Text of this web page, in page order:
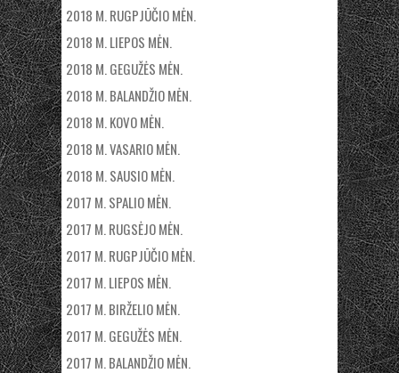
2018 M. RUGPJŪČIO MĖN.
2018 M. LIEPOS MĖN.
2018 M. GEGUŽĖS MĖN.
2018 M. BALANDŽIO MĖN.
2018 M. KOVO MĖN.
2018 M. VASARIO MĖN.
2018 M. SAUSIO MĖN.
2017 M. SPALIO MĖN.
2017 M. RUGSĖJO MĖN.
2017 M. RUGPJŪČIO MĖN.
2017 M. LIEPOS MĖN.
2017 M. BIRŽELIO MĖN.
2017 M. GEGUŽĖS MĖN.
2017 M. BALANDŽIO MĖN.